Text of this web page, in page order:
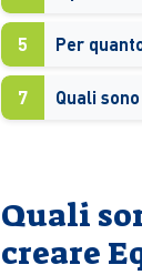
5 Per
7
Quali
creare